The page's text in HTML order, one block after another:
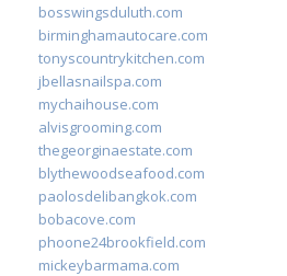
bosswingsduluth.com
birminghamautocare.com
tonyscountrykitchen.com
jbellasnailspa.com
mychaihouse.com
alvisgrooming.com
thegeorginaestate.com
blythewoodseafood.com
paolosdelibangkok.com
bobacove.com
phoone24brookfield.com
mickeybarmama.com